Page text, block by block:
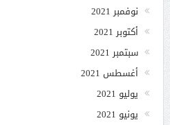
نوفمبر 2021
أكتوبر 2021
سبتمبر 2021
أغسطس 2021
يوليو 2021
يونيو 2021